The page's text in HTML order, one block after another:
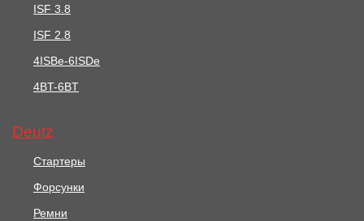
37 руб.
Гайка
ISF 3.8
ISF 2.8
4ISBe-6ISDe
4BT-6BT
Deutz
Стартеры
Форсунки
Ремни